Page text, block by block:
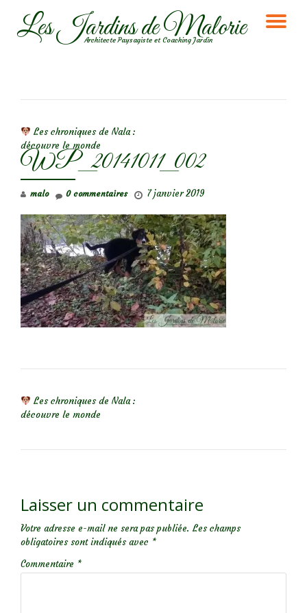
AllerLes Jardins de Malorie
Architecte Paysagiste et Coaching Jardin
Les chroniques de Nala :
découvre le monde
WP_20141011_002
malo 7 janvier 2019
0 commentaires
Les chroniques de Nala :
découvre le monde
Laisser un commentaire
Votre adresse e-mail ne sera pas publiée. Les champs
obligatoires sont indiqués avec *
Commentaire *